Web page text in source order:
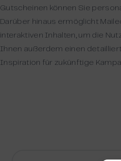
Gutscheinen können Sie
Darüber hinaus ermöglicht
interaktiven Inhalten, um die
Ihnen außerdem einen
Inspiration für zukünftige